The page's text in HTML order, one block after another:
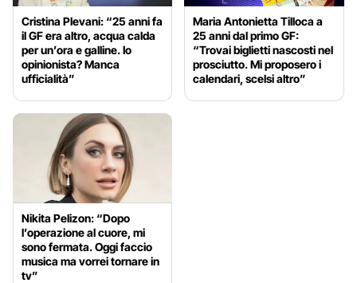
Cristina Plevani: “25 anni fa
il GF era altro, acqua calda
per un’ora e galline. Io
opinionista? Manca
ufficialità”
Maria Antonietta Tilloca a
25 anni dal primo GF:
“Trovai biglietti nascosti nel
prosciutto. Mi proposero i
calendari, scelsi altro”
Nikita Pelizon: “Dopo
l’operazione al cuore, mi
sono fermata. Oggi faccio
musica ma vorrei tornare in
tv”